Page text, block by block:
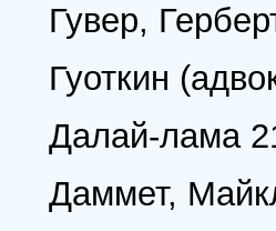
Гувер,
Гуоткин
Далай-лама
Даммет,